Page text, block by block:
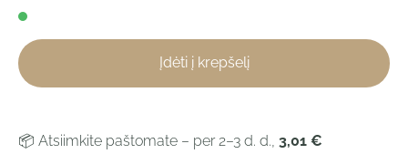
Įdėti į krepšelį
📦 Atsiimkite paštomate – per 2–3 d. d., 3,01 €